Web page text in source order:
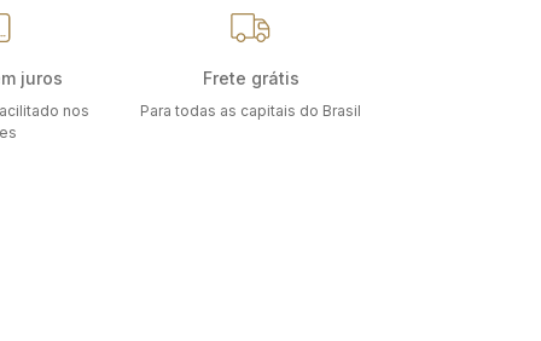
juros
nos
Frete grátis
Para todas as capitais do Brasil